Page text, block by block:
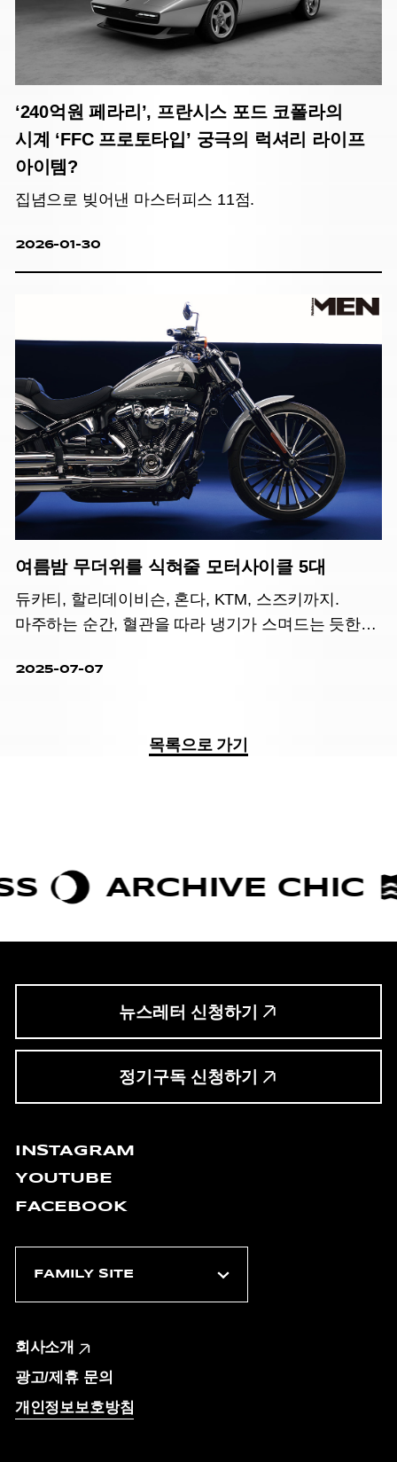
‘240억원 페라리’, 프란시스 포드 코폴라의
시계 ‘FFC 프로토타입’ 궁극의 럭셔리 라이프
아이템?
집념으로 빚어낸 마스터피스 11점.
2026-01-30
여름밤 무더위를 식혀줄 모터사이클 5대
듀카티, 할리데이비슨, 혼다, KTM, 스즈키까지.
마주하는 순간, 혈관을 따라 냉기가 스며드는 듯한
모터사이클을 소개한다.
2025-07-07
목록으로 가기
ARCHIVE CHIC
뉴스레터 신청하기
정기구독 신청하기
INSTAGRAM
YOUTUBE
FACEBOOK
회사소개
광고/제휴 문의
개인정보보호방침